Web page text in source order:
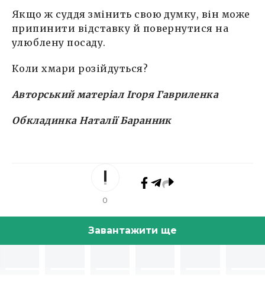
Якщо ж суддя змінить свою думку, він може
припинити відставку й повернутися на
улюблену посаду.
Коли хмари розійдуться?
Авторський матеріал Ігоря Гавриленка
Обкладинка Наталії Баранник
0
Завантажити ще